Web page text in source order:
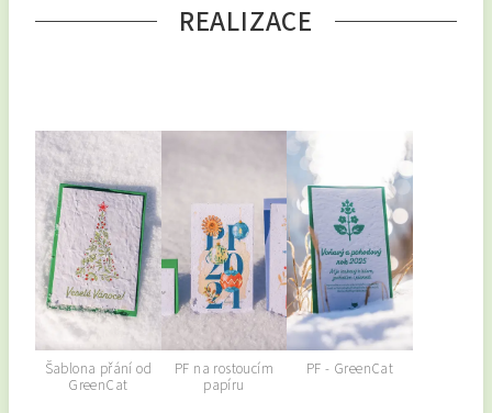
REALIZACE
Šablona přání od
GreenCat
PF na rostoucím
papíru
PF - GreenCat